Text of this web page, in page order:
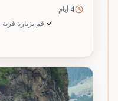
4 أيام
✓ قم بزيارة قرية